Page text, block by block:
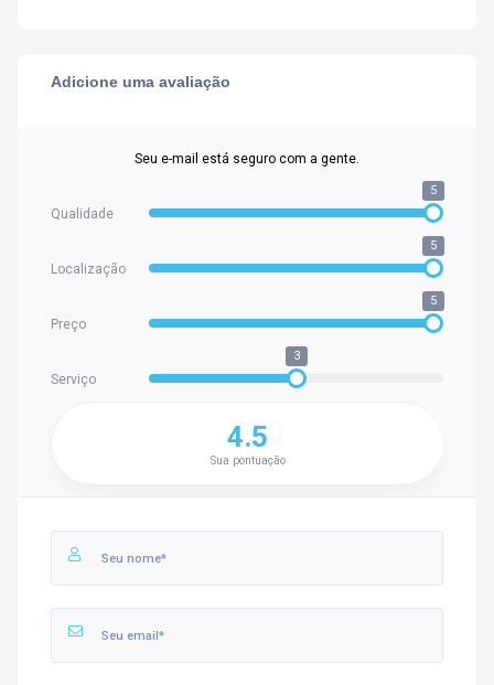
Adicione uma avaliação
Seu e-mail está seguro com a gente.
Qualidade
5
Localização
5
Preço
5
Serviço
3
4.5
Sua pontuação